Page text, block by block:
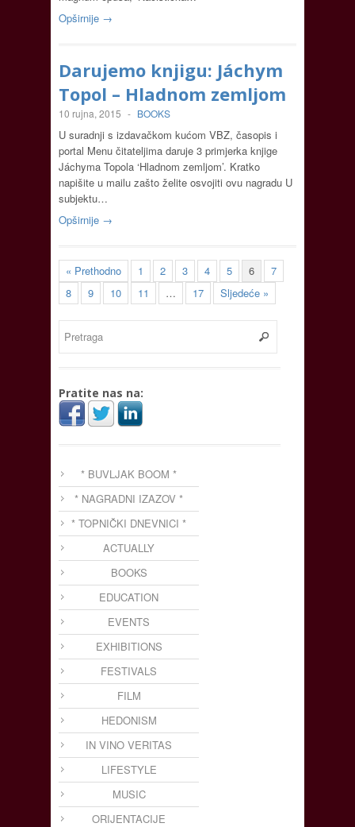
Opširnije →
Darujemo knjigu: Jáchym
Topol – Hladnom zemljom
10 rujna, 2015 - BOOKS
U suradnji s izdavačkom kućom VBZ, časopis i
portal Menu čitateljima daruje 3 primjerka knjige
Jáchyma Topola ‘Hladnom zemljom’. Kratko
napišite u mailu zašto želite osvojiti ovu nagradu U
subjektu…
Opširnije →
« Prethodno 1 2 3 4 5 6
7
8
9 10 11 … 17 Sljedeće »
Pratite nas na:
* BUVLJAK BOOM *
* NAGRADNI IZAZOV *
* TOPNIČKI DNEVNICI *
ACTUALLY
BOOKS
EDUCATION
EVENTS
EXHIBITIONS
FESTIVALS
FILM
HEDONISM
IN VINO VERITAS
LIFESTYLE
MUSIC
ORIJENTACIJE